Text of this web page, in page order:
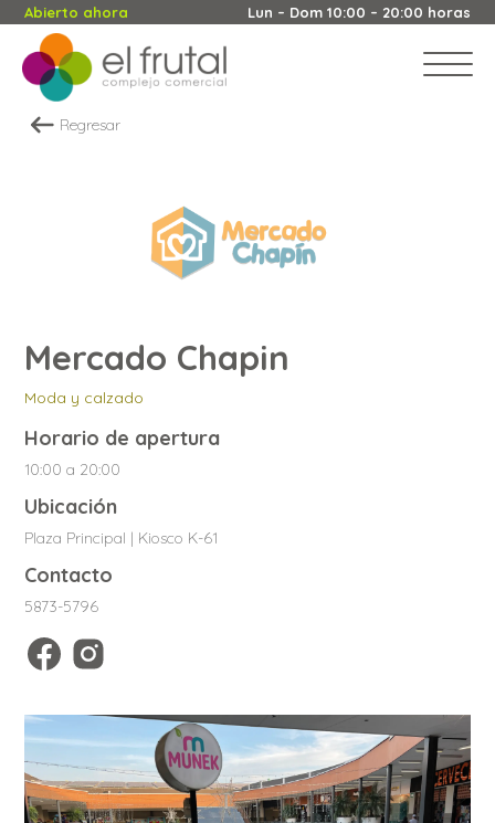
Abierto ahora Lun – Dom 10:00 – 20:00 horas
Regresar
Mercado Chapin
Moda y calzado
Horario de apertura
10:00 a 20:00
Ubicación
Plaza Principal | Kiosco K-61
Contacto
5873-5796